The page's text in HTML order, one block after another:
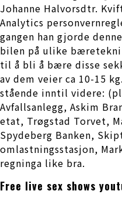
Johanne Halvorsdtr.
Analytics
gangen han gjorde
bilen på ulike
til å bli å bære disse
av dem veier ca 10-15
stående inntil videre:
Avfallsanlegg, Askim
etat, Trøgstad Torvet,
Spydeberg Banken,
omlastningsstasjon,
regninga like bra.
Free live sex shows